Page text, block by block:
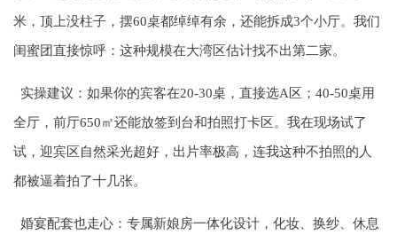
米，顶上没柱子，摆60桌都绰绰有余，还能拆成3个小厅。我们
闺蜜团直接惊呼：这种规模在大湾区估计找不出第二家。
实操建议：如果你的宾客在20-30桌，直接选A区；40-50桌用
全厅，前厅650㎡还能放签到台和拍照打卡区。我在现场试了
试，迎宾区自然采光超好，出片率极高，连我这种不拍照的人
都被逼着拍了十几张。
婚宴配套也走心：专属新娘房一体化设计，化妆、换纱、休息